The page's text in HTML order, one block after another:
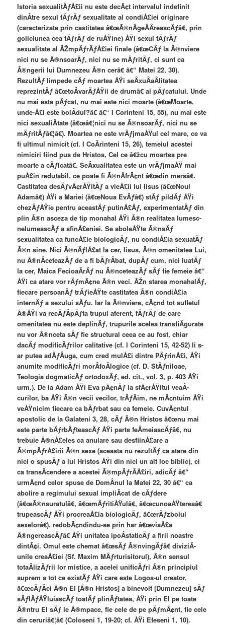
Istoria sexualitÄƒÅ£ii nu este decÃ¢t intervalul indefinit
dinÂ­tre sexul fÄƒrÄƒ sexualitate al condiÅ£iei originare
(caracterizate prin castitatea â€œÃ®nÂ­geÂ­Â­reascÄƒâ€, prin
goliciunea cea fÄƒrÄƒ de ruÅŸine) ÅŸi sexul fÄƒrÄƒ
sexualitate al ÃŽmpÄƒrÄƒÅ£iei finale (â€œCÄƒ la Ã®nviere
nici nu se Ã®nsoarÄƒ, nici nu se mÄƒritÄƒ, ci sunt ca
Ã®ngerii lui Dumnezeu Ã®n cerâ€ â€“ Matei 22, 30).
RezultÄƒ limpede cÄƒ moartea ÅŸi seÂ­xuÂ­aÂ­litatea
reprezintÄƒ â€œtoÂ­varÄƒÅŸii de drumâ€ ai pÄƒcatului. Unde
nu mai este pÄƒcat, nu mai este nici moarte (â€œMoarte,
unde-Å£i este bolÂ­dul?â€ â€“ I Corinteni 15, 55), nu mai este
nici sexualiÂ­tate (â€œâ€¦nici nu se Ã®nsoarÄƒ, nici nu se
mÄƒritÄƒâ€¦â€). Moartea ne este vrÄƒjmaÅŸul cel mare, ce va
fi ultimul nimicit (cf. I CoÂ­rinteni 15, 26), temeiul acestei
nimiciri fiind pus de Hristos, Cel ce â€žcu moartea pre
moarte a cÄƒlcatâ€. SeÂ­xualitatea este un vrÄƒjmaÅŸ mai
puÅ£in redutabil, ce poate fi Ã®nÂ­frÃ¢nt â€œdin mersâ€.
Castitatea desÄƒvÃ¢rÅŸitÄƒ a vieÅ£ii lui Iisus (â€œNoul
Adamâ€) ÅŸi a Mariei (â€œNoua EvÄƒâ€) stÄƒ pildÄƒ ÅŸi
chezÄƒÅŸie pentru aceastÄƒ putinÅ£Äƒ, experimentatÄƒ din
plin Ã®n asceza de tip monahal ÅŸi Ã®n realitatea lumesc-
nelumeascÄƒ a sfinÅ£eniei. Se aboleÅŸte Ã®nsÄƒ
sexualitatea ca funcÅ£ie biologicÄƒ, nu condiÅ£ia sexuatÄƒ
Ã®n sine. Nici Ã®nÄƒlÅ£at la cer, Iisus, Ã®n omenitatea Lui,
nu Ã®nÂ­ceteazÄƒ de a fi bÄƒrÂ­bat, dupÄƒ cum, nici luatÄƒ
la cer, Maica FecioaÂ­rÄƒ nu Ã®nceteazÄƒ sÄƒ fie femeie â€“
ÅŸi ca atare vor rÄƒmÃ¢ne Ã®n veci. ÃŽn starea monahalÄƒ,
fiecare persoanÄƒ trÄƒieÅŸte castitatea Ã®n condiÅ£ia
internÄƒ a sexului sÄƒu. Iar la Ã®nviere, cÃ¢nd tot sufletul
Ã®ÅŸi va recÄƒÂ­pÄƒta trupul aferent, fÄƒrÄƒ de care
omenitatea nu este deplinÄƒ, trupurile acelea transfiÂ­gurate
nu vor Ã®nceta sÄƒ fie structural ceea ce au fost, chiar
dacÄƒ modificÄƒrilor calitative (cf. I Corinteni 15, 42-52) li s-
ar putea adÄƒÂ­uga, cum cred mulÅ£i dintre PÄƒrinÅ£i, ÅŸi
anumite modificÄƒri morÂ­foÂ­logice (cf. D. StÄƒniloae,
Teologia dogmaticÄƒ ortodoxÄƒ, ed. cit., vol. 3, p. 403 ÅŸi
urm.). De la Adam ÅŸi Eva pÃ¢nÄƒ la sfÃ¢rÅŸitul veaÂ­
curilor, ba ÅŸi Ã®n vecii vecilor, trÄƒÂ­im, ne mÃ¢ntuim ÅŸi
veÅŸnicim fiecare ca bÄƒrbat sau ca femeie. CuvÃ¢ntul
apostolic de la Galateni 3, 28, cÄƒ Ã®n Hristos â€œnu mai
este parte bÄƒrbÄƒteascÄƒ ÅŸi parte feÂ­meiascÄƒâ€, nu
trebuie Ã®nÅ£eles ca anulare sau desfiinÅ£are a
Ã®mpÄƒrÅ£irii Ã®n sexe (aceasta nu rezultÄƒ ca atare din
nici o spusÄƒ a lui Hristos ÅŸi din nici un alt loc biblic), ci
ca transÂ­cendere a acestei Ã®mpÄƒrÂ­Å£iri, adicÄƒ â€“
urmÃ¢nd celor spuse de DomÂ­nul la Matei 22, 30 â€“ ca
abolire a regimului sexual impliÂ­cat de cÄƒdere
(â€œÃ®nsuratulâ€, â€œmÄƒritiÅŸulâ€, â€œcunoaÅŸtereaâ€
trupeascÄƒ ÅŸi procreaÅ£ia biologicÄƒ, â€œrÄƒzboiul
sexelorâ€), redobÃ¢ndindu-se prin har â€œviaÅ£a
Ã®ngereascÄƒâ€ ÅŸi unitatea ipoÂ­staticÄƒ a firii noastre
dintÃ¢i. Omul este chemat â€œsÄƒ Ã®nvingÄƒâ€ diviziÂ­
unile creaÅ£iei (Sf. Maxim MÄƒrturisitorul), Ã®n sensul
totaÂ­lizÄƒrii lor mistice, a acelei unificÄƒri Ã®n principiul
suprem a tot ce existÄƒ ÅŸi care este Logos-ul creator,
â€œcÄƒÂ­ci Ã®n El [Ã®n Hristos] a binevoit [Dumnezeu] sÄƒ
sÄƒlÄƒÅŸluiascÄƒ toatÄƒ plinÄƒtatea, ÅŸi prin El pe toate
Ã®ntru El sÄƒ le Ã®mpace, fie cele de pe pÄƒmÃ¢nt, fie cele
din ceruriâ€¦â€ (Coloseni 1, 19-20; cf. ÅŸi Efeseni 1, 10).